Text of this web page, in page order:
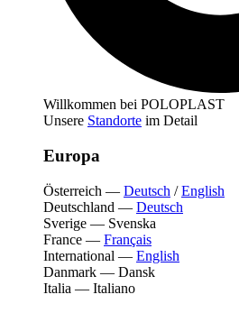
Willkommen bei POLOPLAST
Unsere Standorte im Detail
Europa
Österreich — Deutsch /English
Deutschland — Deutsch
Sverige — Svenska
France — Français
International — English
Danmark — Dansk
Italia — Italiano